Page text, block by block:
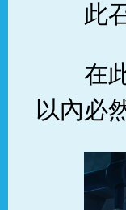
此
在
以內必